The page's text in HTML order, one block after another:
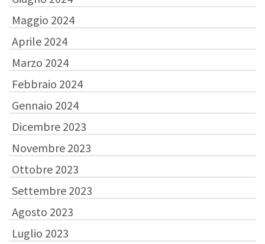
Maggio 2024
Aprile 2024
Marzo 2024
Febbraio 2024
Gennaio 2024
Dicembre 2023
Novembre 2023
Ottobre 2023
Settembre 2023
Agosto 2023
Luglio 2023